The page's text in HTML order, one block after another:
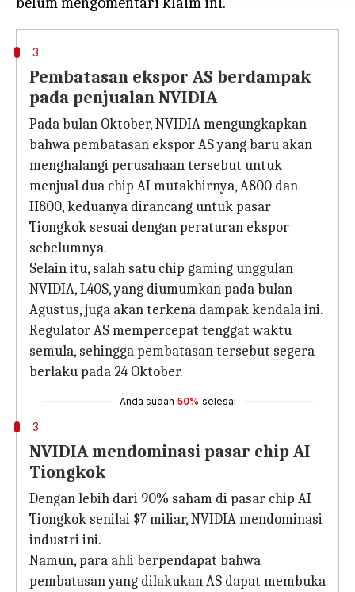
3
Pembatasan ekspor AS berdampak
pada penjualan NVIDIA
Pada bulan Oktober, NVIDIA mengungkapkan
bahwa pembatasan ekspor AS yang baru akan
menghalangi perusahaan tersebut untuk
menjual dua chip AI mutakhirnya, A800 dan
H800, keduanya dirancang untuk pasar
Tiongkok sesuai dengan peraturan ekspor
sebelumnya.
Selain itu, salah satu chip gaming unggulan
NVIDIA, L40S, yang diumumkan pada bulan
Agustus, juga akan terkena dampak kendala ini.
Regulator AS mempercepat tenggat waktu
semula, sehingga pembatasan tersebut segera
berlaku pada 24 Oktober.
Anda sudah 50% selesai
3
NVIDIA mendominasi pasar chip AI
Tiongkok
Dengan lebih dari 90% saham di pasar chip AI
Tiongkok senilai $7 miliar, NVIDIA mendominasi
industri ini.
Namun, para ahli berpendapat bahwa
pembatasan yang dilakukan AS dapat membuka